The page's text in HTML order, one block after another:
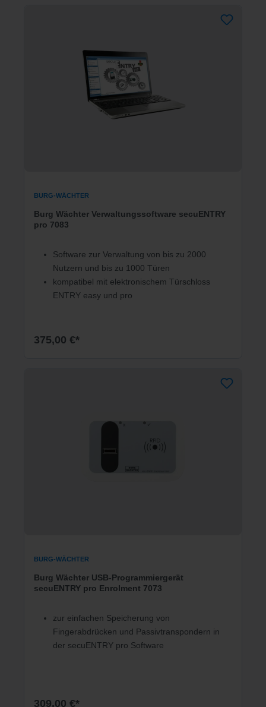
BURG-WÄCHTER
Burg Wächter Verwaltungssoftware secuENTRY
pro 7083
Software zur Verwaltung von bis zu 2000
Nutzern und bis zu 1000 Türen
kompatibel mit elektronischem Türschloss
ENTRY easy und pro
375,00 €*
BURG-WÄCHTER
Burg Wächter USB-Programmiergerät
secuENTRY pro Enrolment 7073
zur einfachen Speicherung von
Fingerabdrücken und Passivtranspondern in
der secuENTRY pro Software
309,00 €*